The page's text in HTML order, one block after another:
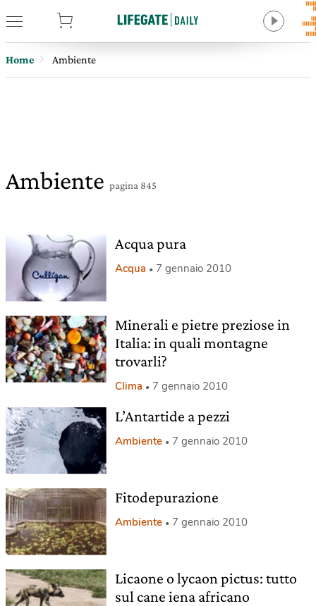
Home Ambiente
Ambiente pagina 845
Acqua pura
Acqua 7 gennaio 2010
Minerali e pietre preziose in
Italia: in quali montagne
trovarli?
Clima 7 gennaio 2010
L’Antartide a pezzi
Ambiente 7 gennaio 2010
Fitodepurazione
Ambiente 7 gennaio 2010
Licaone o lycaon pictus: tutto
sul cane iena africano